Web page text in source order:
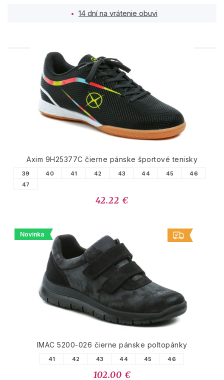
14 dní na vrátenie obuvi
PODOBNÉ PRODUKTY
Axim 9H25377C čierne pánske športové tenisky
39 40 41 42 43 44 45
46
47
42.22 €
Novinka
IMAC 5200-026 čierne pánske poltopánky
41 42 43 44 45 46
102.00 €